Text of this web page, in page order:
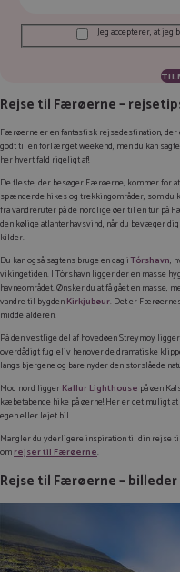
Jeg accepterer, at
Rejse til Færøerne –
Færøerne er en fantastisk rejsedestination,
godt til en forlænget weekend, men du kan
her hvert fald rigeligt af!
De fleste, der besøger Færøerne, kommer for
spændende hikes og trekkingområder, som du
fra vandreruter på de nordlige øer til en tur på
den kølige atlanterhavsvind, når du bevæger
kilder.
Du kan også sagtens bruge en dag iTórshavn,
vikingetiden. I Tórshavn ligger der en masse
havneområdet. Ønsker du at få gået en masse,
vandre til bygdenKirkjubøur. Det er
middelalderen.
På den vestlige del af hovedøen Streymoy ligger
overdådigt fugleliv henover de dramatiske
langs bjergene og bare nyder den storslåede
Mod nord liggerKallur Lighthouse på øen
kæbetabende hike på øerne! Her er det muligt
egen eller lejet bil.
Mangler du yderligere inspiration til din rejse
omrejser til Færøerne.
Rejse til Færøerne – billeder